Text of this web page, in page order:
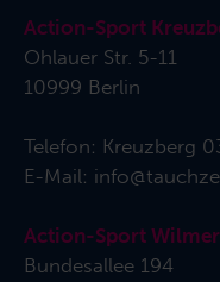
Action-Sport
Ohlauer Str. 5-11
10999 Berlin
Telefon: Kreuzberg
E-Mail:
Action-Sport
Bundesallee 194